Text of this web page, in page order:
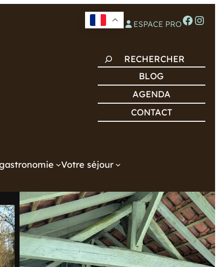
ESPACE PROFacebook Instagram
C
H
E
H
R
BLOG
AGENDA
CONTACT
Votre séjour